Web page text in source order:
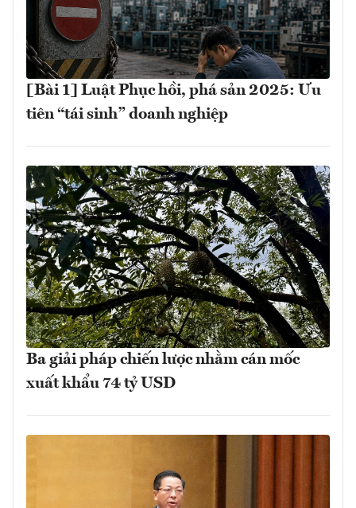
[Bài 1] Luật Phục hồi, phá sản 2025: Ưu
tiên “tái sinh” doanh nghiệp
Ba giải pháp chiến lược nhằm cán mốc
xuất khẩu 74 tỷ USD